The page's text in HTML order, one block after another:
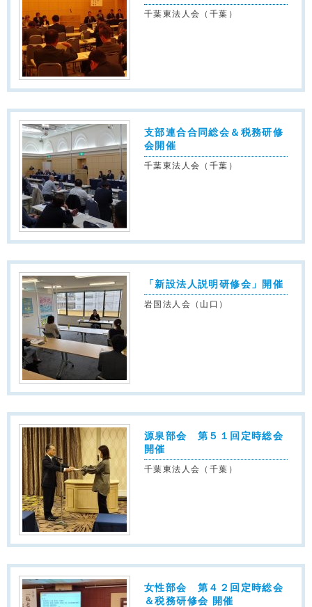
千葉東法人会（千葉）
支部連合合同総会＆税務研修
会開催
千葉東法人会（千葉）
「新設法人説明研修会」開催
岩国法人会（山口）
源泉部会 第５１回定時総会
開催
千葉東法人会（千葉）
女性部会 第４２回定時総会
＆税務研修会 開催